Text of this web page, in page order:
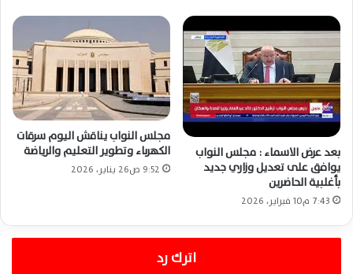
بعد عرض الاسماء : مجلس النواب
يوافق على تعديل وزاري جديد
بأغلبية الحاضرين
7:43 م10 فبراير، 2026
مجلس النواب يناقش اليوم سرقات
الكهرباء وتطوير التعليم والرياضة
9:52 ص26 يناير، 2026
اترك رد